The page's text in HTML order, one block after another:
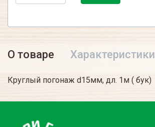
О товаре Характеристики
Круглый погонаж d15мм, дл. 1м ( бук)